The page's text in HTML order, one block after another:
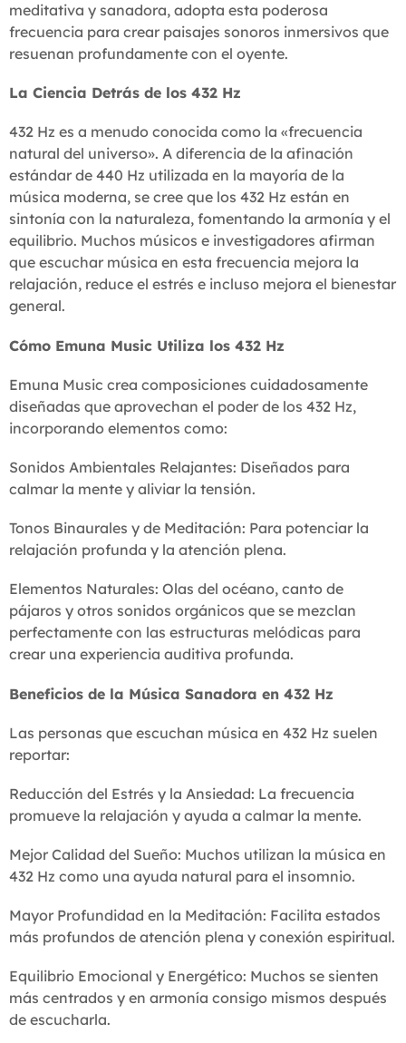
meditativa y sanadora, adopta esta poderosa
frecuencia para crear paisajes sonoros inmersivos que
resuenan profundamente con el oyente.
La Ciencia Detrás de los 432 Hz
432 Hz es a menudo conocida como la «frecuencia
natural del universo». A diferencia de la afinación
estándar de 440 Hz utilizada en la mayoría de la
música moderna, se cree que los 432 Hz están en
sintonía con la naturaleza, fomentando la armonía y el
equilibrio. Muchos músicos e investigadores afirman
que escuchar música en esta frecuencia mejora la
relajación, reduce el estrés e incluso mejora el bienestar
general.
Cómo Emuna Music Utiliza los 432 Hz
Emuna Music crea composiciones cuidadosamente
diseñadas que aprovechan el poder de los 432 Hz,
incorporando elementos como:
Sonidos Ambientales Relajantes: Diseñados para
calmar la mente y aliviar la tensión.
Tonos Binaurales y de Meditación: Para potenciar la
relajación profunda y la atención plena.
Elementos Naturales: Olas del océano, canto de
pájaros y otros sonidos orgánicos que se mezclan
perfectamente con las estructuras melódicas para
crear una experiencia auditiva profunda.
Beneficios de la Música Sanadora en 432 Hz
Las personas que escuchan música en 432 Hz suelen
reportar:
Reducción del Estrés y la Ansiedad: La frecuencia
promueve la relajación y ayuda a calmar la mente.
Mejor Calidad del Sueño: Muchos utilizan la música en
432 Hz como una ayuda natural para el insomnio.
Mayor Profundidad en la Meditación: Facilita estados
más profundos de atención plena y conexión espiritual.
Equilibrio Emocional y Energético: Muchos se sienten
más centrados y en armonía consigo mismos después
de escucharla.